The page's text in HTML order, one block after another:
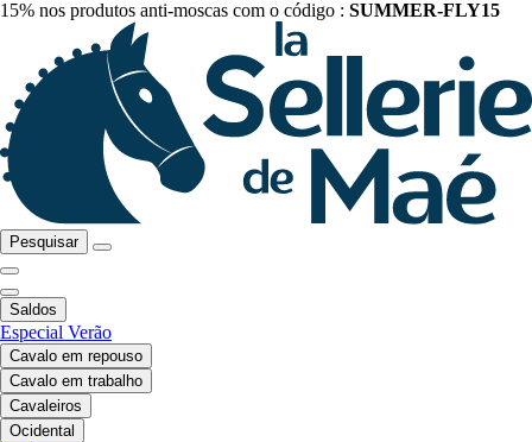
15% nos produtos anti-moscas com o código : SUMMER-FLY15
Pesquisar
Saldos
Especial Verão
Cavalo em repouso
Cavalo em trabalho
Cavaleiros
Ocidental